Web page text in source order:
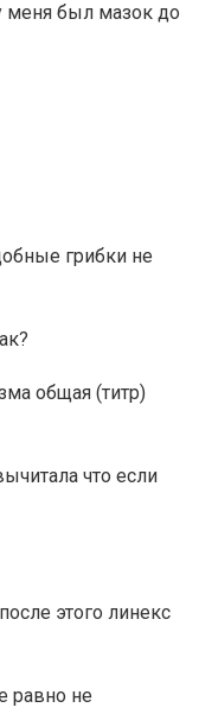
меня был мазок до
грибки не
общая (титр)
что если
этого линекс
равно не